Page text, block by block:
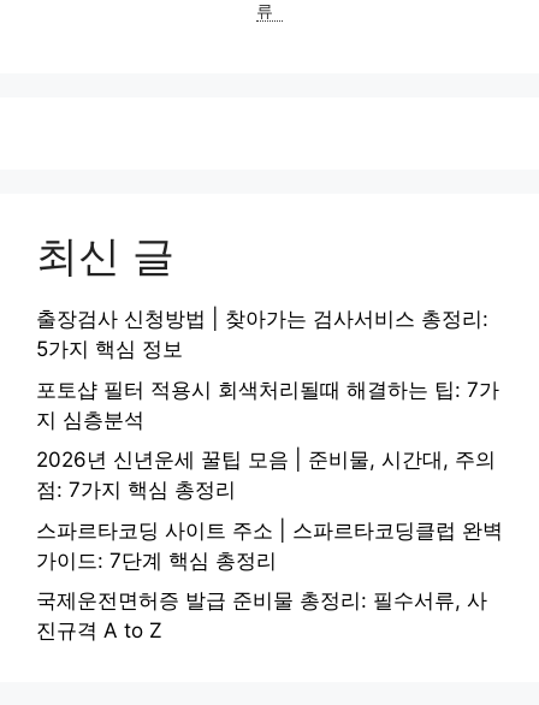
류
최신 글
출장검사 신청방법 | 찾아가는 검사서비스 총정리:
5가지 핵심 정보
포토샵 필터 적용시 회색처리될때 해결하는 팁: 7가
지 심층분석
2026년 신년운세 꿀팁 모음 | 준비물, 시간대, 주의
점: 7가지 핵심 총정리
스파르타코딩 사이트 주소 | 스파르타코딩클럽 완벽
가이드: 7단계 핵심 총정리
국제운전면허증 발급 준비물 총정리: 필수서류, 사
진규격 A to Z